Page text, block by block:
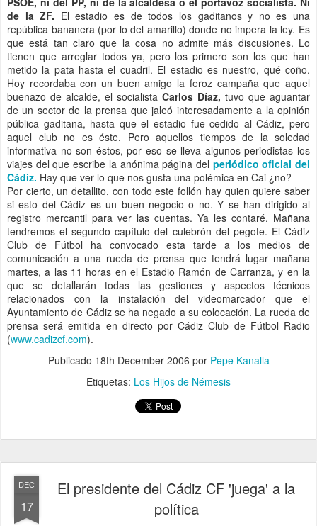
de la ZF. El estadio es de todos los gaditanos y no es una
república bananera (por lo del amarillo) donde no impera la ley. Es
que está tan claro que la cosa no admite más discusiones. Lo
tienen que arreglar todos ya, pero los primero son los que han
metido la pata hasta el cuadril. El estadio es nuestro, qué coño.
Hoy recordaba con un buen amigo la feroz campaña que aquel
buenazo de alcalde, el socialista Carlos Díaz, tuvo que aguantar
de un sector de la prensa que jaleó interesadamente a la opinión
pública gaditana, hasta que el estadio fue cedido al Cádiz, pero
aquel club no es éste. Pero aquellos tiempos de la soledad
informativa no son éstos, por eso se lleva algunos periodistas los
viajes del que escribe la anónima página del periódico oficial del
Cádiz. Hay que ver lo que nos gusta una polémica en Cai ¿no?
Por cierto, un detallito, con todo este follón hay quien quiere saber
si esto del Cádiz es un buen negocio o no. Y se han dirigido al
registro mercantil para ver las cuentas. Ya les contaré. Mañana
tendremos el segundo capítulo del culebrón del pegote. El Cádiz
Club de Fútbol ha convocado esta tarde a los medios de
comunicación a una rueda de prensa que tendrá lugar mañana
martes, a las 11 horas en el Estadio Ramón de Carranza, y en la
que se detallarán todas las gestiones y aspectos técnicos
relacionados con la instalación del videomarcador que el
Ayuntamiento de Cádiz se ha negado a su colocación. La rueda de
prensa será emitida en directo por Cádiz Club de Fútbol Radio
(www.cadizcf.com).
Publicado 18th December 2006 por Pepe Kanalla
Etiquetas: Los Hijos de Némesis
DEC
17
El presidente del Cádiz CF 'juega' a la
política